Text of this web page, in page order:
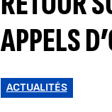
APPELS
ACTUALITÉS